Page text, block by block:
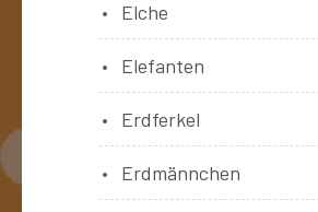
Elche
Elefanten
Erdferkel
Erdmännchen